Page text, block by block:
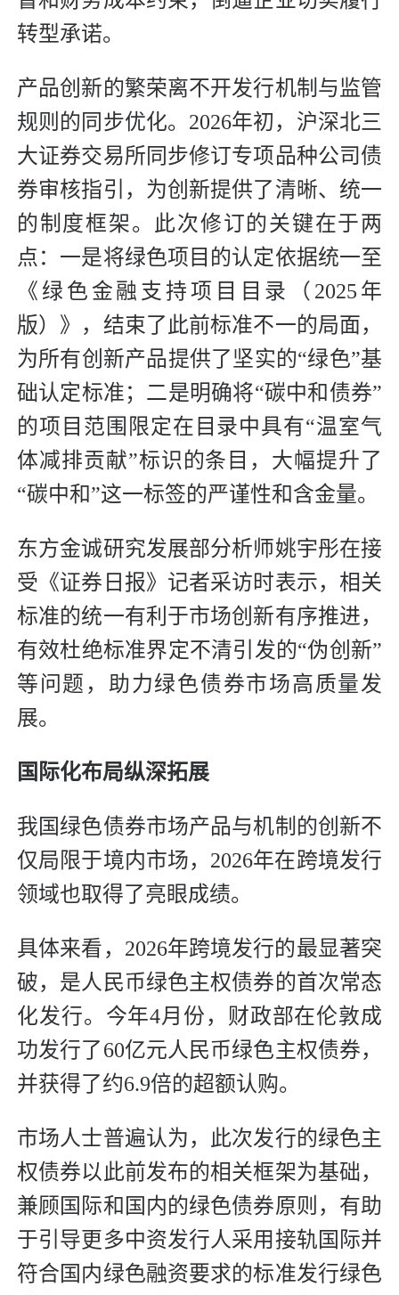
转型承诺。
产品创新的繁荣离不开发行机制与监管
规则的同步优化。2026年初，沪深北三
大证券交易所同步修订专项品种公司债
券审核指引，为创新提供了清晰、统一
的制度框架。此次修订的关键在于两
点：一是将绿色项目的认定依据统一至
《绿色金融支持项目目录（2025年
版）》，结束了此前标准不一的局面，
为所有创新产品提供了坚实的“绿色”基
础认定标准；二是明确将“碳中和债券”
的项目范围限定在目录中具有“温室气
体减排贡献”标识的条目，大幅提升了
“碳中和”这一标签的严谨性和含金量。
东方金诚研究发展部分析师姚宇彤在接
受《证券日报》记者采访时表示，相关
标准的统一有利于市场创新有序推进，
有效杜绝标准界定不清引发的“伪创新”
等问题，助力绿色债券市场高质量发
展。
国际化布局纵深拓展
我国绿色债券市场产品与机制的创新不
仅局限于境内市场，2026年在跨境发行
领域也取得了亮眼成绩。
具体来看，2026年跨境发行的最显著突
破，是人民币绿色主权债券的首次常态
化发行。今年4月份，财政部在伦敦成
功发行了60亿元人民币绿色主权债券，
并获得了约6.9倍的超额认购。
市场人士普遍认为，此次发行的绿色主
权债券以此前发布的相关框架为基础，
兼顾国际和国内的绿色债券原则，有助
于引导更多中资发行人采用接轨国际并
符合国内绿色融资要求的标准发行绿色